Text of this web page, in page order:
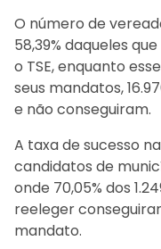
O número de
58,39% daqueles
o TSE, enquanto
seus mandatos,
e não conseguiram.
A taxa de sucesso
candidatos de
onde 70,05% dos
reeleger
mandato.